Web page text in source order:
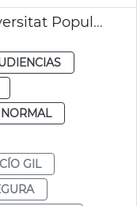
Apertura curso 25-26 Universitat Popular
NORMAL
GIL